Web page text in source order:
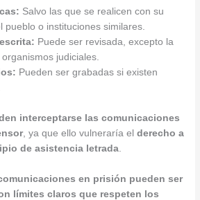
Salvo las que se realicen con su
pueblo o instituciones similares.
Puede ser revisada, excepto la
judiciales.
Pueden ser grabadas si existen
interceptarse las comunicaciones
, ya que ello vulneraría elderecho a
de asistencia letrada
en prisión pueden ser
límites claros que respeten los